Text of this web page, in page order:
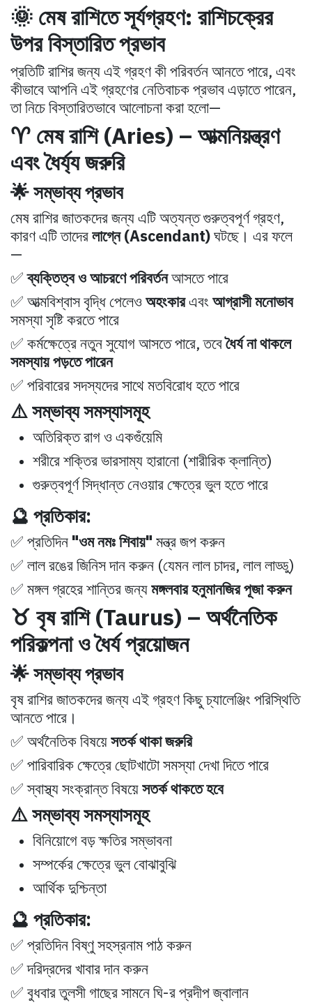
🌞 মেষ রাশিতে সূর্যগ্রহণ: রাশিচক্রের
উপর বিস্তারিত প্রভাব
প্রতিটি রাশির জন্য এই গ্রহণ কী পরিবর্তন আনতে পারে, এবং
কীভাবে আপনি এই গ্রহণের নেতিবাচক প্রভাব এড়াতে পারেন,
তা নিচে বিস্তারিতভাবে আলোচনা করা হলো—
♈ মেষ রাশি (Aries) – আত্মনিয়ন্ত্রণ
এবং ধৈর্য্য জরুরি
🌟 সম্ভাব্য প্রভাব
মেষ রাশির জাতকদের জন্য এটি অত্যন্ত গুরুত্বপূর্ণ গ্রহণ,
কারণ এটি তাদেরলাগ্নে (Ascendant)ঘটছে। এর ফলে
—
✅ব্যক্তিত্ব ও আচরণে পরিবর্তনআসতে পারে
✅ আত্মবিশ্বাস বৃদ্ধি পেলেও অহংকারএবং আগ্রাসী মনোভাব
সমস্যা সৃষ্টি করতে পারে
✅ কর্মক্ষেত্রে নতুন সুযোগ আসতে পারে, তবেধৈর্য না থাকলে
সমস্যায় পড়তে পারেন
✅ পরিবারের সদস্যদের সাথে মতবিরোধ হতে পারে
⚠️ সম্ভাব্য সমস্যাসমূহ
অতিরিক্ত রাগ ও একগুঁয়েমি
শরীরে শক্তির ভারসাম্য হারানো (শারীরিক ক্লান্তি)
গুরুত্বপূর্ণ সিদ্ধান্ত নেওয়ার ক্ষেত্রে ভুল হতে পারে
🔮 প্রতিকার:
✅ প্রতিদিন "ওম নমঃ শিবায়" মন্ত্র জপ করুন
✅ লাল রঙের জিনিস দান করুন (যেমন লাল চাদর, লাল লাড্ডু)
✅ মঙ্গল গ্রহের শান্তির জন্যমঙ্গলবার হনুমানজির পূজা করুন
♉ বৃষ রাশি (Taurus) – অর্থনৈতিক
পরিকল্পনা ও ধৈর্য প্রয়োজন
🌟 সম্ভাব্য প্রভাব
বৃষ রাশির জাতকদের জন্য এই গ্রহণ কিছু চ্যালেঞ্জিং পরিস্থিতি
আনতে পারে।
✅ অর্থনৈতিক বিষয়েসতর্ক থাকা জরুরি
✅ পারিবারিক ক্ষেত্রে ছোটখাটো সমস্যা দেখা দিতে পারে
✅ স্বাস্থ্য সংক্রান্ত বিষয়েসতর্ক থাকতে হবে
⚠️ সম্ভাব্য সমস্যাসমূহ
বিনিয়োগে বড় ক্ষতির সম্ভাবনা
সম্পর্কের ক্ষেত্রে ভুল বোঝাবুঝি
আর্থিক দুশ্চিন্তা
🔮 প্রতিকার:
✅ প্রতিদিন বিষ্ণু সহস্রনাম পাঠ করুন
✅ দরিদ্রদের খাবার দান করুন
✅ বুধবার তুলসী গাছের সামনে ঘি-র প্রদীপ জ্বালান